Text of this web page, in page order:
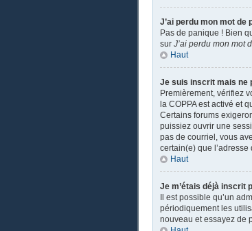
J’ai perdu mon mot de
Pas de panique ! Bien
sur J’ai perdu mon mot
Haut
Je suis inscrit mais ne
Premièrement, vérifiez
la COPPA est activé et
Certains forums
puissiez ouvrir une
pas de courriel, vous
certain(e) que
Haut
Je m’étais déjà inscrit
Il est possible qu’un
périodiquement les
nouveau et essayez de